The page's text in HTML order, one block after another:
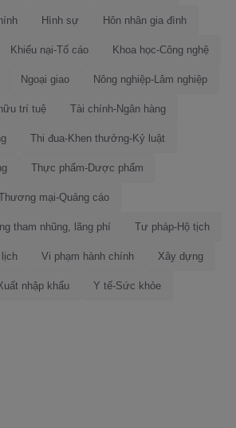
Hình sự Hôn nhân gia đình
Khiếu nại-Tố cáo Khoa học-Công nghệ
Ngoại giao Nông nghiệp-Lâm nghiệp
trí tuệ Tài chính-Ngân hàng
Thi đua-Khen thưởng-Kỷ luật
Thực phẩm-Dược phẩm
mại-Quảng cáo
tham nhũng, lãng phí Tư pháp-Hộ tịch
lịch Vi phạm hành chính Xây dựng
nhập khẩu Y tế-Sức khỏe